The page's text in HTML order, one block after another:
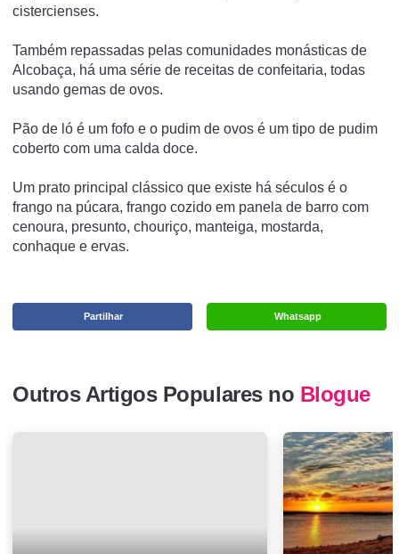
cistercienses.
Também repassadas pelas comunidades monásticas de
Alcobaça, há uma série de receitas de confeitaria, todas
usando gemas de ovos.
Pão de ló é um fofo e o pudim de ovos é um tipo de pudim
coberto com uma calda doce.
Um prato principal clássico que existe há séculos é o
frango na púcara, frango cozido em panela de barro com
cenoura, presunto, chouriço, manteiga, mostarda,
conhaque e ervas.
Whatsapp
Partilhar
Outros Artigos Populares no Blogue